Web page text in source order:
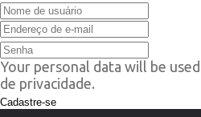
Your personal data will be
de privacidade.
Cadastre-se